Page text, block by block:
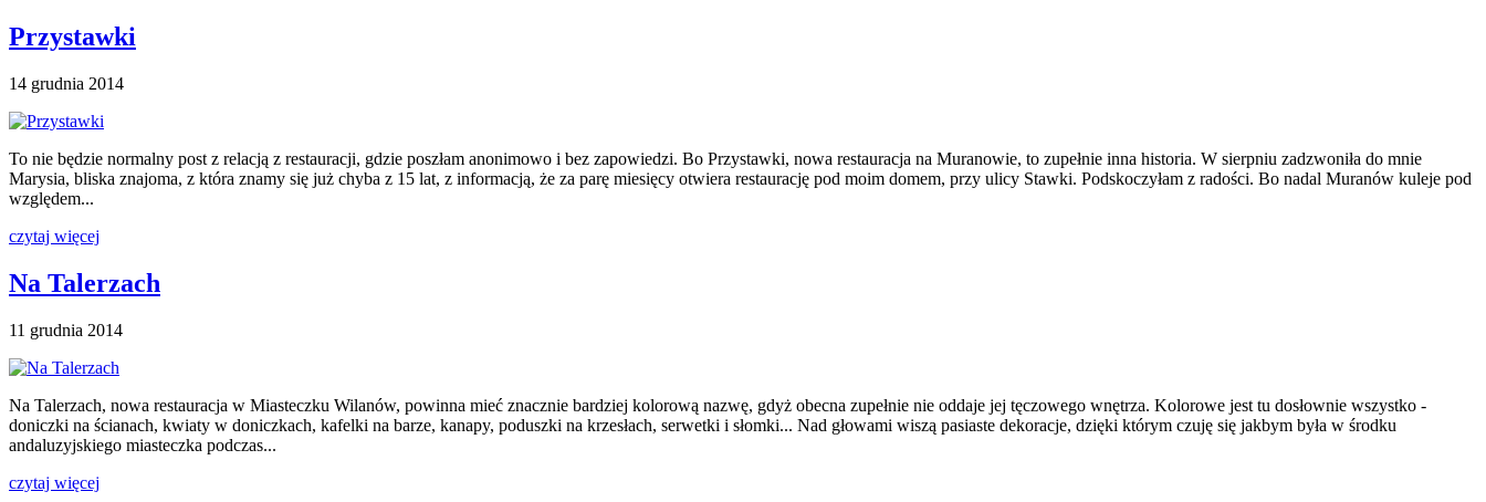
Przystawki
14 grudnia 2014
To nie będzie normalny post z relacją z restauracji, gdzie poszłam anonimowo i bez zapowiedzi. Bo Przystawki, nowa restauracja na Muranowie, to zupełnie inna historia. W sierpniu zadzwoniła do mnie
Marysia, bliska znajoma, z która znamy się już chyba z 15 lat, z informacją, że za parę miesięcy otwiera restaurację pod moim domem, przy ulicy Stawki. Podskoczyłam z radości. Bo nadal Muranów kuleje pod
względem...
czytaj więcej
Na Talerzach
11 grudnia 2014
Na Talerzach, nowa restauracja w Miasteczku Wilanów, powinna mieć znacznie bardziej kolorową nazwę, gdyż obecna zupełnie nie oddaje jej tęczowego wnętrza. Kolorowe jest tu dosłownie wszystko -
doniczki na ścianach, kwiaty w doniczkach, kafelki na barze, kanapy, poduszki na krzesłach, serwetki i słomki... Nad głowami wiszą pasiaste dekoracje, dzięki którym czuję się jakbym była w środku
andaluzyjskiego miasteczka podczas...
czytaj więcej